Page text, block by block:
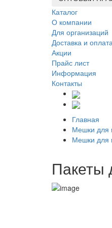
Каталог
О компании
Для организаций
Доставка и
Акции
Прайс лист
Информация
Контакты
Главная
Мешки для
Мешки для
Пакеты